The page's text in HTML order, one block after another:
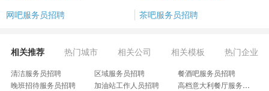
网吧服务员招聘
茶吧服务员招聘
相关推荐 热门城市 相关公司 相关模板 热门企业
清洁服务员招聘 区域服务员招聘
餐酒吧服务员招聘
晚班招待服务员招聘
加油站工作人员招聘
高档意大利餐厅服务员招聘